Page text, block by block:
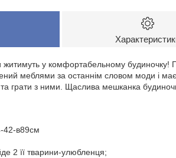
житимуть у комфортабельному будиночку!
меблями за останнім словом моди і
та грати з ними. Щаслива мешканка
42-в89см
2 її тварини-улюбленця;